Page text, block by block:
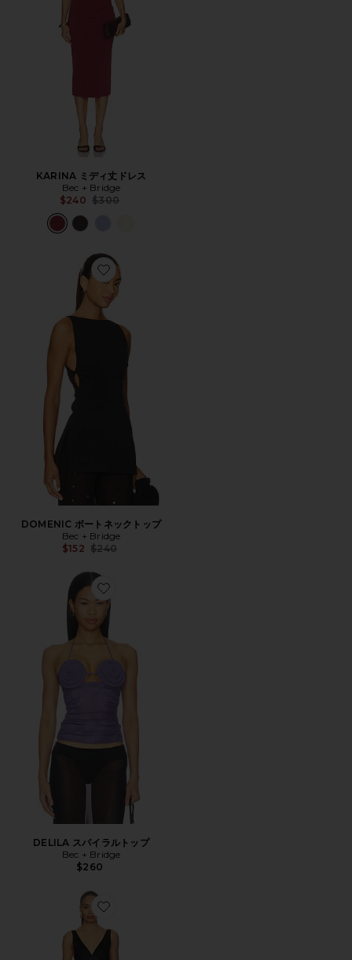
KARINA ミディ丈ドレス
Bec + Bridge
$240 Previous price:
$300
Favorite DOMENIC ボートネックトップ
DOMENIC ボートネックトップ
Bec + Bridge
$152 Previous price:
$240
Favorite DELILA スパイラルトップ
DELILA スパイラルトップ
Bec + Bridge
$260
Favorite MOON DANCE ドレス